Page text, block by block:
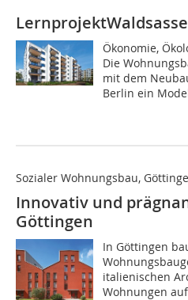
Lernprojekt
Ökonomie,
Die
mit dem
Berlin ein
Sozialer Wohnungsbau,
Innovativ und
Göttingen
In Göttingen
italienischen
Wohnungen